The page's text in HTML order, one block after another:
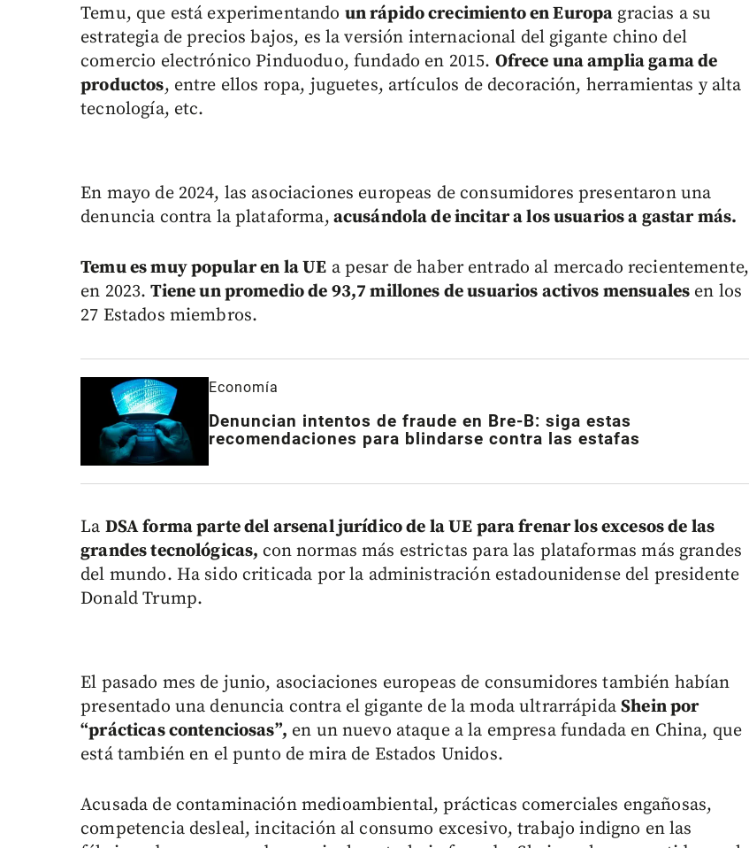
Temu, que está experimentando un rápido crecimiento en Europa gracias a su
estrategia de precios bajos, es la versión internacional del gigante chino del
comercio electrónico Pinduoduo, fundado en 2015. Ofrece una amplia gama de
productos, entre ellos ropa, juguetes, artículos de decoración, herramientas y alta
tecnología, etc.
En mayo de 2024, las asociaciones europeas de consumidores presentaron una
denuncia contra la plataforma, acusándola de incitar a los usuarios a gastar más.
Temu es muy popular en la UE a pesar de haber entrado al mercado recientemente,
en 2023. Tiene un promedio de 93,7 millones de usuarios activos mensuales en los
27 Estados miembros.
Economía
Denuncian intentos de fraude en Bre-B: siga estas
recomendaciones para blindarse contra las estafas
La DSA forma parte del arsenal jurídico de la UE para frenar los excesos de las
grandes tecnológicas, con normas más estrictas para las plataformas más grandes
del mundo. Ha sido criticada por la administración estadounidense del presidente
Donald Trump.
El pasado mes de junio, asociaciones europeas de consumidores también habían
presentado una denuncia contra el gigante de la moda ultrarrápidaShein por
“prácticas contenciosas”, en un nuevo ataque a la empresa fundada en China, que
está también en el punto de mira de Estados Unidos.
Acusada de contaminación medioambiental, prácticas comerciales engañosas,
competencia desleal, incitación al consumo excesivo, trabajo indigno en las